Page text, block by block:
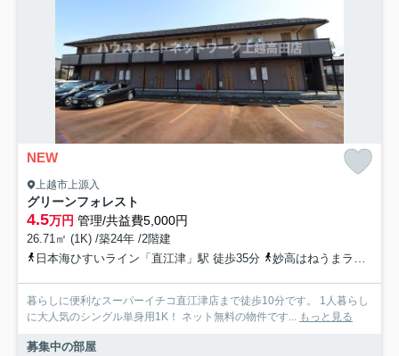
NEW
上越市上源入
グリーンフォレスト
4.5万円 管理/共益費5,000円
26.71㎡ (1K) /築24年 /2階建
日本海ひすいライン「直江津」駅 徒歩35分
妙高はねうまライン「直江津」駅 徒歩35分
暮らしに便利なスーパーイチコ直江津店まで徒歩10分です。 1人暮らし
に大人気のシングル単身用1K！ ネット無料の物件です... もっと見る
募集中の部屋